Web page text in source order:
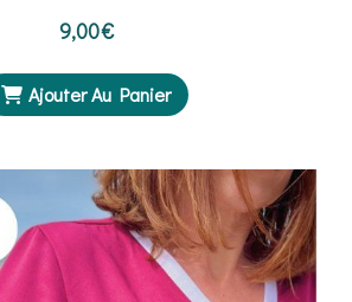
9,00€
Ajouter Au Panier